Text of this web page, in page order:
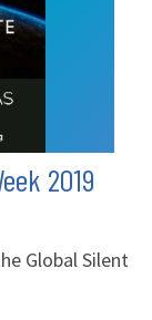
2019
Global Silent